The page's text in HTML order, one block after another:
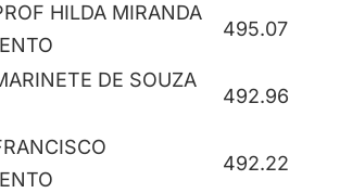
HILDA MIRANDA
495.07
DE SOUZA
492.96
492.22